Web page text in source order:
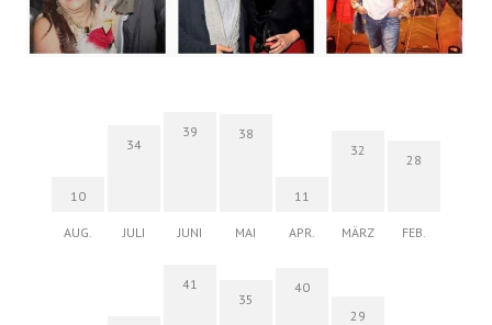
10
AUG.
34
JULI
39
JUNI
38
MAI
11
APR.
32
MÄRZ
28
FEB.
41
35
40
29